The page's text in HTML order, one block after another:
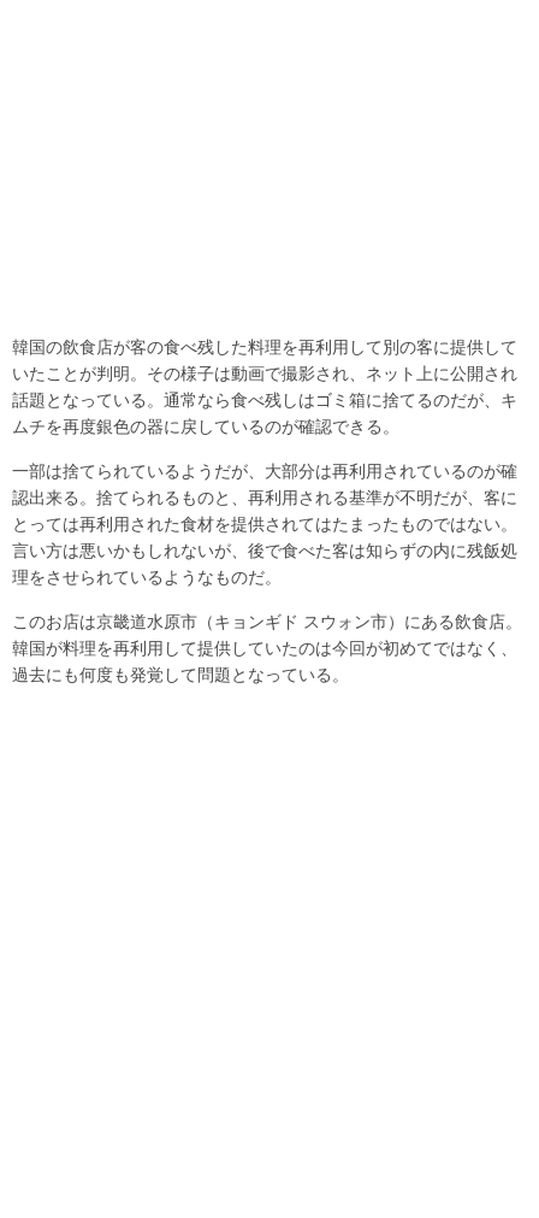
韓国の飲食店が客の食べ残した料理を再利用して別の客に提供して
いたことが判明。その様子は動画で撮影され、ネット上に公開され
話題となっている。通常なら食べ残しはゴミ箱に捨てるのだが、キ
ムチを再度銀色の器に戻しているのが確認できる。
一部は捨てられているようだが、大部分は再利用されているのが確
認出来る。捨てられるものと、再利用される基準が不明だが、客に
とっては再利用された食材を提供されてはたまったものではない。
言い方は悪いかもしれないが、後で食べた客は知らずの内に残飯処
理をさせられているようなものだ。
このお店は京畿道水原市（キョンギド スウォン市）にある飲食店。
韓国が料理を再利用して提供していたのは今回が初めてではなく、
過去にも何度も発覚して問題となっている。